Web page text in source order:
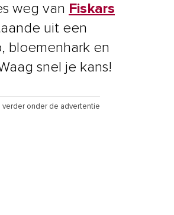
weg van Fiskars
uit een
bloemenhark en
snel je kans!
verder onder de advertentie